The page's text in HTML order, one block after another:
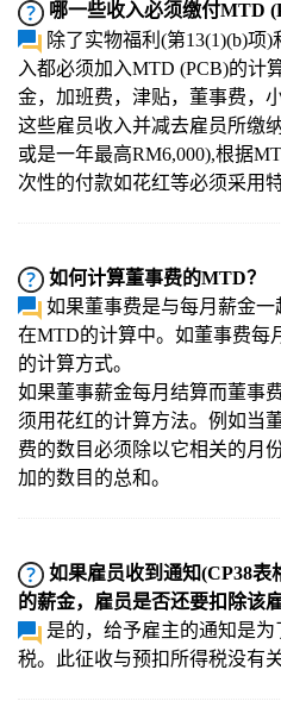
哪一些收入必须缴付MTD
除了实物福利(第13(1)(b)项
入都必须加入MTD (PCB)的计
金，加班费，津贴，董事费，
这些雇员收入并减去雇员所缴
或是一年最高RM6,000),根据
次性的付款如花红等必须采用
如何计算董事费的MTD？
如果董事费是与每月薪金
在MTD的计算中。如董事费每
的计算方式。
如果董事薪金每月结算而董事
须用花红的计算方法。例如当
费的数目必须除以它相关的月
加的数目的总和。
如果雇员收到通知(CP38表
的薪金，雇员是否还要扣除该
是的，给予雇主的通知是
税。此征收与预扣所得税没有关